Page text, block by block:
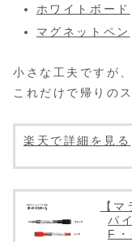
ホワイトボード
マグネットペン
小さな工夫ですが、
これだけで帰りの
楽天で詳細を見る
【
パ
F